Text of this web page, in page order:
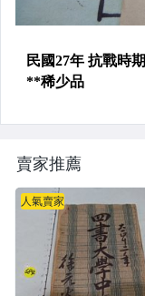
賣家推薦
人氣賣家